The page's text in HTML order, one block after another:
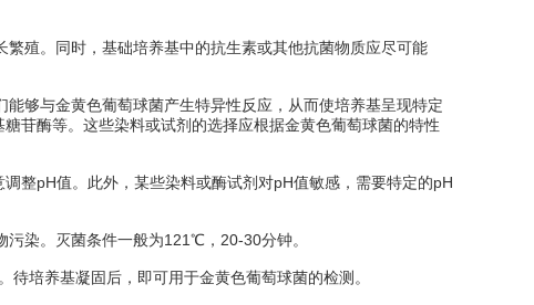
殖。同时，基础培养基中的抗生素或其他抗菌物质应尽可能
够与金黄色葡萄球菌产生特异性反应，从而使培养基呈现特定
苷酶等。这些染料或试剂的选择应根据金黄色葡萄球菌的特性
pH值。此外，某些染料或酶试剂对pH值敏感，需要特定的pH
染。灭菌条件一般为121℃，20-30分钟。
培养基凝固后，即可用于金黄色葡萄球菌的检测。